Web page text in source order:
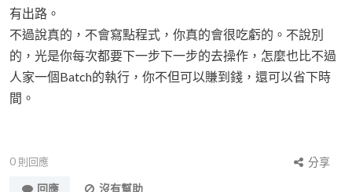
有出路。
不過說真的，不會寫點程式，你真的會很吃虧的。不說別
的，光是你每次都要下一步下一步的去操作，怎麼也比不過
人家一個Batch的執行，你不但可以賺到錢，還可以省下時
間。
0 則回應
分享
回應
沒有幫助